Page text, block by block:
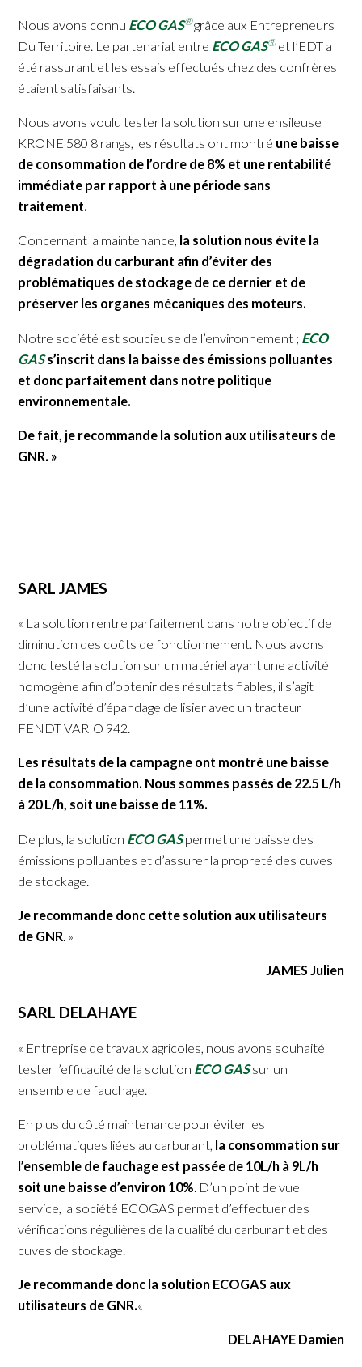
Nous avons connu ECO GAS®grâce aux Entrepreneurs
Du Territoire. Le partenariat entre ECO GAS®et l’EDT a
été rassurant et les essais effectués chez des confrères
étaient satisfaisants.
Nous avons voulu tester la solution sur une ensileuse
KRONE 580 8 rangs, les résultats ont montré une baisse
de consommation de l’ordre de 8% et une rentabilité
immédiate par rapport à une période sans
traitement.
Concernant la maintenance, la solution nous évite la
dégradation du carburant afin d’éviter des
problématiques de stockage de ce dernier et de
préserver les organes mécaniques des moteurs.
Notre société est soucieuse de l’environnement ; ECO
GASs’inscrit dans la baisse des émissions polluantes
et donc parfaitement dans notre politique
environnementale.
De fait, je recommande la solution aux utilisateurs de
GNR. »
SARL JAMES
« La solution rentre parfaitement dans notre objectif de
diminution des coûts de fonctionnement. Nous avons
donc testé la solution sur un matériel ayant une activité
homogène afin d’obtenir des résultats fiables, il s’agit
d’une activité d’épandage de lisier avec un tracteur
FENDT VARIO 942.
Les résultats de la campagne ont montré une baisse
de la consommation. Nous sommes passés de 22.5 L/h
à 20 L/h, soit une baisse de 11%.
De plus, la solution ECO GASpermet une baisse des
émissions polluantes et d’assurer la propreté des cuves
de stockage.
Je recommande donc cette solution aux utilisateurs
de GNR. »
JAMES Julien
SARL DELAHAYE
« Entreprise de travaux agricoles, nous avons souhaité
tester l’efficacité de la solution ECO GASsur un
ensemble de fauchage.
En plus du côté maintenance pour éviter les
problématiques liées au carburant, la consommation sur
l’ensemble de fauchage est passée de 10L/h à 9L/h
soit une baisse d’environ 10%. D’un point de vue
service, la société ECOGAS permet d’effectuer des
vérifications régulières de la qualité du carburant et des
cuves de stockage.
Je recommande donc la solution ECOGAS aux
utilisateurs de GNR.«
DELAHAYE Damien